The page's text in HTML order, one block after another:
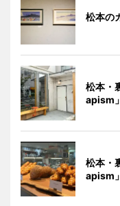
松本の
松本・
apism」
松本・
apism」